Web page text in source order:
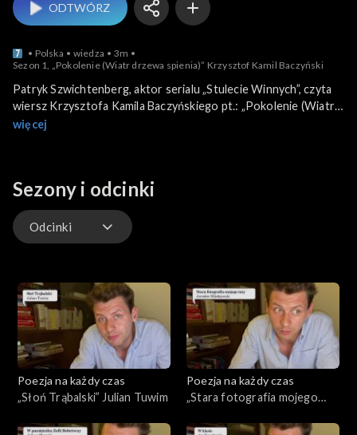
ODTWÓRZ
Polska wiedza
3m
Sezon 1, „Pokolenie (Wiatr drzewa spienia)” Krzysztof Kamil Baczyński
Patryk Szwichtenberg, aktor serialu „Stulecie Winnych”, czyta
wiersz Krzysztofa Kamila Baczyńskiego pt.: „Pokolenie (Wiatr
drzewa spienia)”. Wiersz znajduje się w kanonie lektur szkolnych
więcej
Sezony i odcinki
Odcinki
Poezja na każdy czas
„Słoń Trąbalski” Julian Tuwim
Poezja na każdy czas
„Stara fotografia mojego